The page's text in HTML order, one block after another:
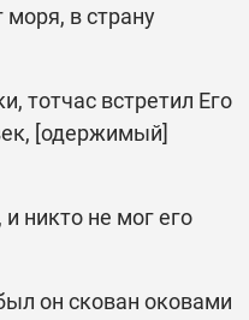
в страну
тотчас встретил Его
[одержимый]
никто не мог его
он скован оковами